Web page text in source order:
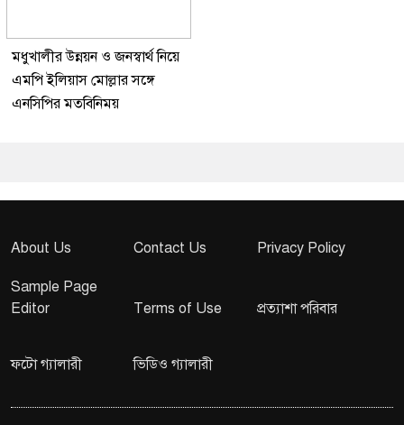
মধুখালীর উন্নয়ন ও জনস্বার্থ নিয়ে
এমপি ইলিয়াস মোল্লার সঙ্গে
এনসিপির মতবিনিময়
About Us Contact Us Privacy Policy
Sample Page
Editor
Terms of Use প্রত্যাশা পরিবার
ফটো গ্যালারী ভিডিও গ্যালারী